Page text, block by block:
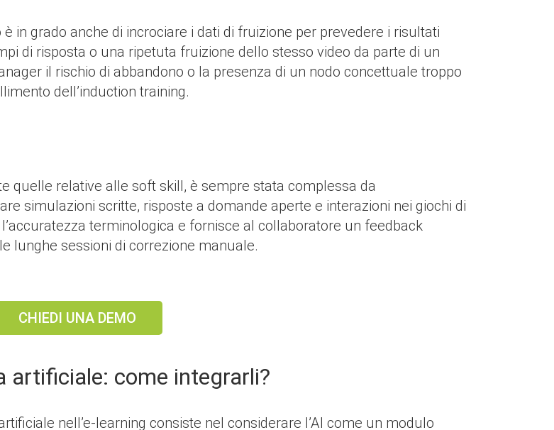
in grado anche di incrociare i dati di fruizione per prevedere i risultati
di risposta o una ripetuta fruizione dello stesso video da parte di un
il rischio di abbandono o la presenza di un nodo concettuale troppo
dell’induction training.
quelle relative alle soft skill, è sempre stata complessa da
simulazioni scritte, risposte a domande aperte e interazioni nei giochi di
terminologica e fornisce al collaboratore un feedback
lunghe sessioni di correzione manuale.
CHIEDI UNA DEMO
artificiale: come integrarli?
nell’e-learning consiste nel considerare l’AI come un modulo